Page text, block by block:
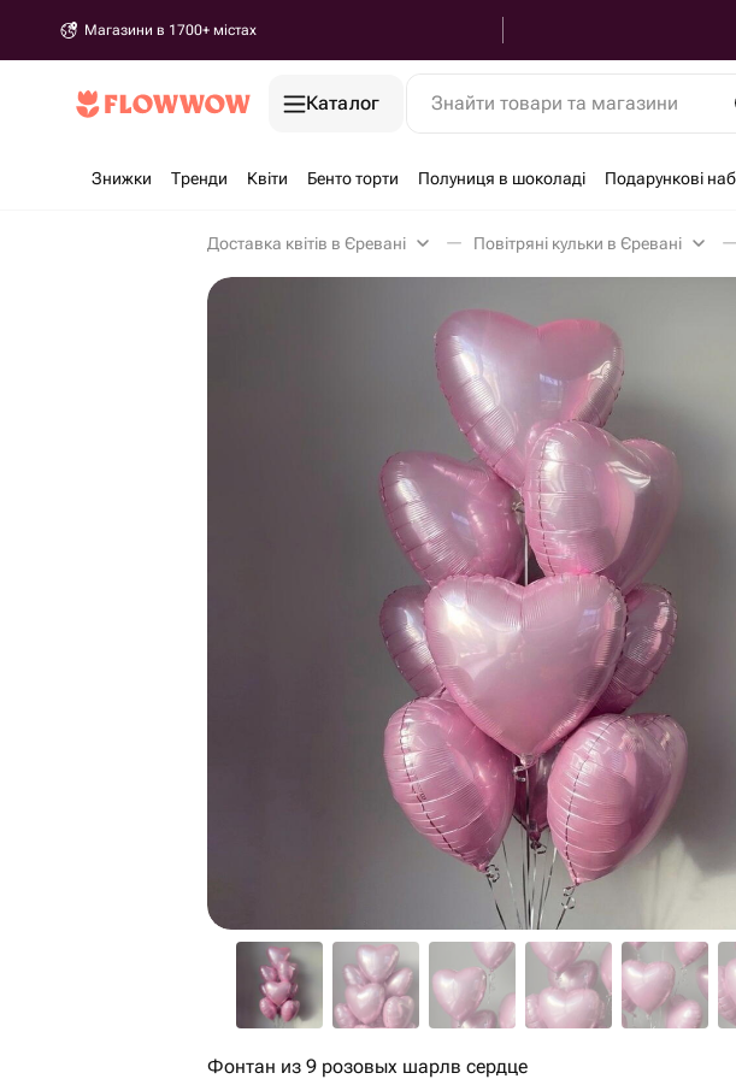
Магазини в 1700+ містах
Каталог Знайти товари та магазини
Знижки Тренди Квіти Бенто торти Полуниця в шоколаді Подарункові
Доставка квітів в Єревані Повітряні кульки в Єревані
Фонтан из 9 розовых шарлв сердце